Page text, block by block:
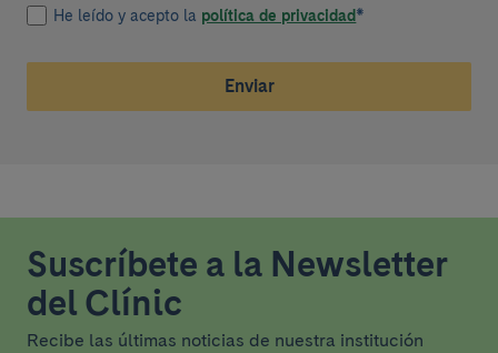
He leído y acepto la política de privacidad*
Enviar
Suscríbete a la Newsletter
del Clínic
Recibe las últimas noticias de nuestra institución